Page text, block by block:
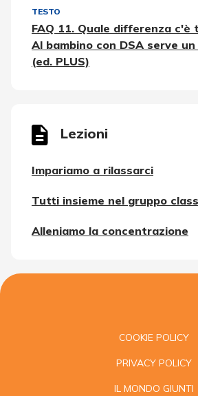
TESTO
FAQ 11. Quale differenza c'è
Al bambino con DSA serve un
(ed. PLUS)
Lezioni
Impariamo a rilassarci
Tutti insieme nel gruppo
Alleniamo la concentrazione
COOKIE POLICY
PRIVACY POLICY
IL MONDO GIUNTI